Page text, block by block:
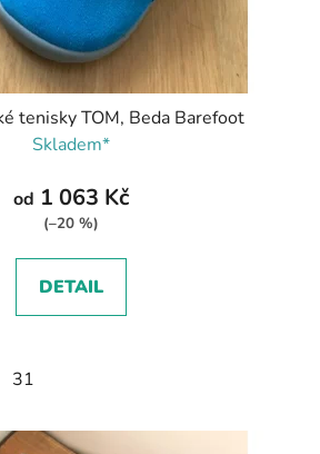
tenisky TOM, Beda Barefoot
Skladem*
od 1 063 Kč
(–20 %)
DETAIL
31